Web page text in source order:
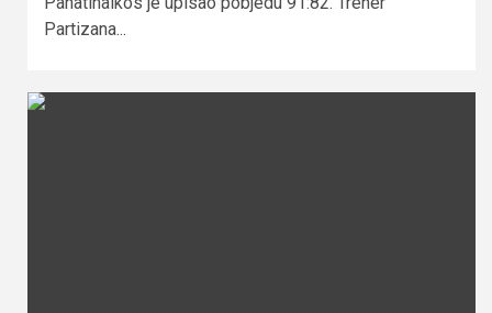
Partizana...